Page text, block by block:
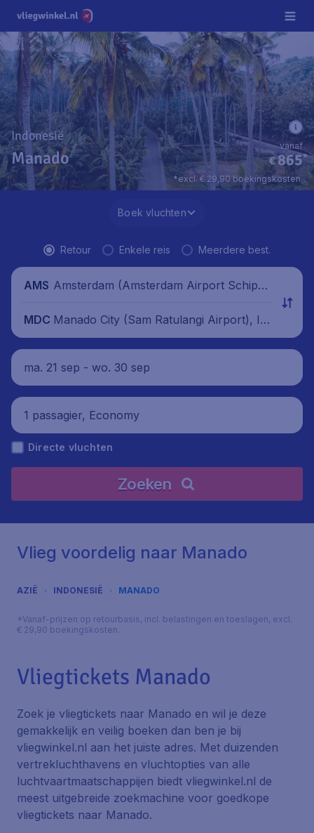
Indonesië
Manado €865*
vanaf
*excl. € 29,90 boekingskosten.
Boek vluchten
Retour Enkele reis Meerdere best.
AMS Amsterdam (Amsterdam Airport Schipho
MDC Manado City (Sam Ratulangi Airport), Ind
onesië
ma. 21 sep - wo. 30 sep
1 passagier, Economy
Directe vluchten
Zoeken
Vlieg voordelig naar Manado
AZIË INDONESIË MANADO
*Vanaf-prijzen op retourbasis, incl. belastingen en toeslagen, excl.
€ 29,90 boekingskosten.
Vliegtickets Manado
Zoek je vliegtickets naar Manado en wil je deze
gemakkelijk en veilig boeken dan ben je bij
vliegwinkel.nl aan het juiste adres. Met duizenden
vertrekluchthavens en vluchtopties van alle
luchtvaartmaatschappijen biedt vliegwinkel.nl de
meest uitgebreide zoekmachine voor goedkope
vliegtickets naar Manado.